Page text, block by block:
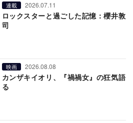
連載 2026.07.11
ロックスターと過ごした記憶：櫻井敦
司
映画 2026.08.08
カンザキイオリ、『禍禍女』の狂気語
る